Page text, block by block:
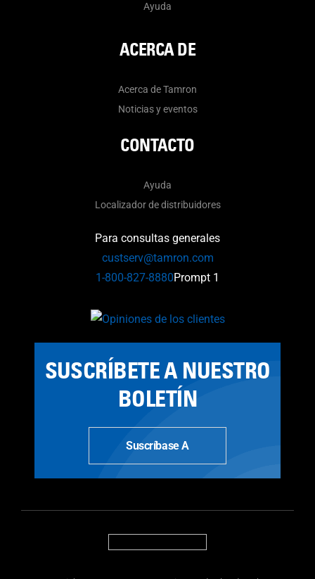
Ayuda
ACERCA DE
Acerca de Tamron
Noticias y eventos
CONTACTO
Ayuda
Localizador de distribuidores
Para consultas generales
custserv@tamron.com
1-800-827-8880Prompt 1
SUSCRÍBETE A NUESTRO
BOLETÍN
Suscríbase A